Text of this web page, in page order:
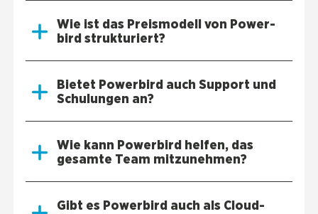
Wie ist das Preis­mo­dell von Power­
bird struk­tu­riert?
Bie­tet Power­bird auch Sup­port und
Schu­lun­gen an?
Wie kann Power­bird hel­fen, das
gesam­te Team mit­zu­neh­men?
Gibt es Power­bird auch als Cloud-